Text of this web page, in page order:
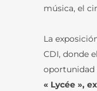
música, el
La
CDI, donde
oportunidad
« Lycée »,